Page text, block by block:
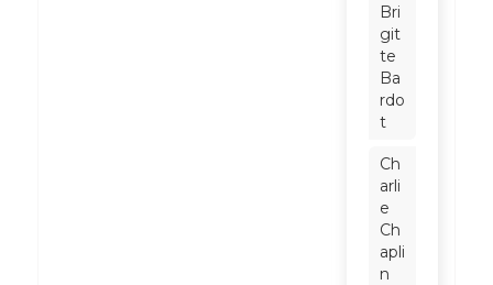
Bri
git
te
Ba
rdo
t
Ch
arli
e
Ch
apli
n